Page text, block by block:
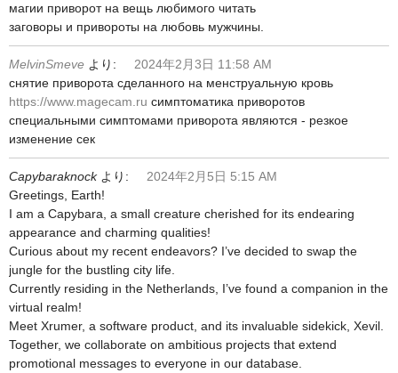
магии приворот на вещь любимого читать
заговоры и привороты на любовь мужчины.
MelvinSmeve より:
2024年2月3日 11:58 AM
снятие приворота сделанного на менструальную кровь
https://www.magecam.ru симптоматика приворотов
специальными симптомами приворота являются - резкое
изменение сек
Capybaraknock より:
2024年2月5日 5:15 AM
Greetings, Earth!
I am a Capybara, a small creature cherished for its endearing
appearance and charming qualities!
Curious about my recent endeavors? I’ve decided to swap the
jungle for the bustling city life.
Currently residing in the Netherlands, I’ve found a companion in the
virtual realm!
Meet Xrumer, a software product, and its invaluable sidekick, Xevil.
Together, we collaborate on ambitious projects that extend
promotional messages to everyone in our database.